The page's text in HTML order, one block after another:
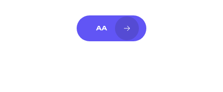
AA